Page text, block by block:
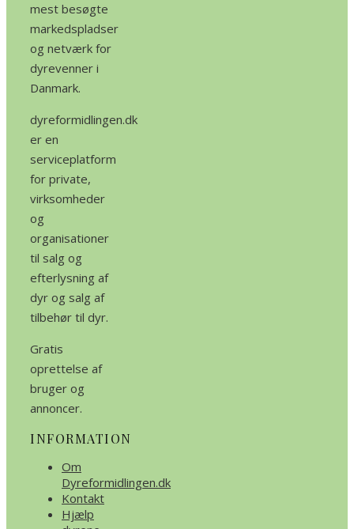
mest besøgte
markedspladser
og netværk for
dyrevenner i
Danmark.
dyreformidlingen.dk
er en
serviceplatform
for private,
virksomheder
og
organisationer
til salg og
efterlysning af
dyr og salg af
tilbehør til dyr.
Gratis
oprettelse af
bruger og
annoncer.
INFORMATION
Om
Dyreformidlingen.dk
Kontakt
Hjælp